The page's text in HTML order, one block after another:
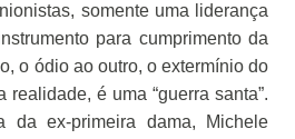
somente uma liderança
para cumprimento da
o ódio ao outro, o extermínio do
realidade, é uma “guerra santa”.
da ex-primeira dama, Michele